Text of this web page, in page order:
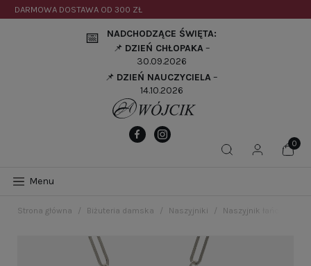
DARMOWA DOSTAWA OD 300 ZŁ
📅
NADCHODZĄCE ŚWIĘTA:
📌 DZIEŃ CHŁOPAKA–
30.09.2026
📌 DZIEŃ NAUCZYCIELA–
14.10.2026
Menu
Strona główna Biżuteria damska Naszyjniki Naszyjnik